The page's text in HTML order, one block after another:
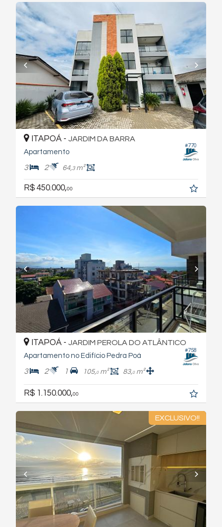
#770
ITAPOÁ - JARDIM DA BARRA
Apartamento
3 2 64,3m²
R$ 450.000,00
#758
ITAPOÁ - JARDIM PEROLA DO ATLÂNTICO
Apartamento no Edifício Pedra Poá
3 2 1 105,0m² 83,0m²
R$ 1.150.000,00
EXCLUSIVO!!